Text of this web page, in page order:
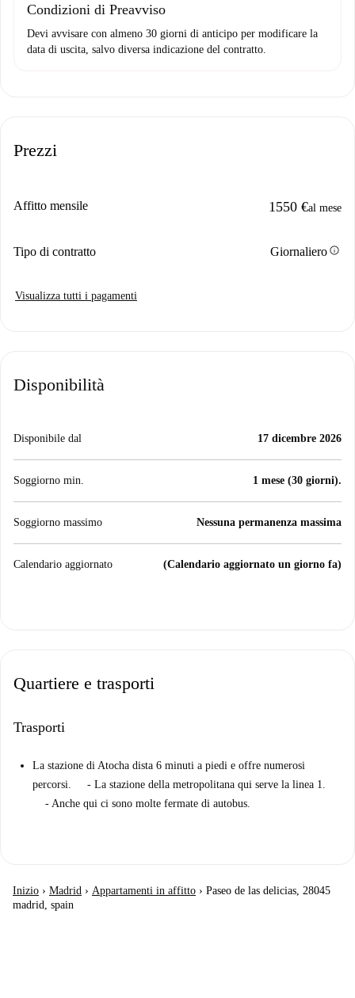
Condizioni di Preavviso
Devi avvisare con almeno 30 giorni di anticipo per modificare la
data di uscita, salvo diversa indicazione del contratto.
Prezzi
Affitto mensile 1550 €al mese
Tipo di contratto Giornalieroinfo
Visualizza tutti i pagamenti
Disponibilità
Disponibile dal 17 dicembre 2026
Soggiorno min. 1 mese (30 giorni).
Soggiorno massimo Nessuna permanenza massima
Calendario aggiornato (Calendario aggiornato un giorno fa)
Quartiere e trasporti
Trasporti
La stazione di Atocha dista 6 minuti a piedi e offre numerosi
percorsi. - La stazione della metropolitana qui serve la linea 1.
- Anche qui ci sono molte fermate di autobus.
Inizio › Madrid › Appartamenti in affitto › Paseo de las delicias, 28045
madrid, spain